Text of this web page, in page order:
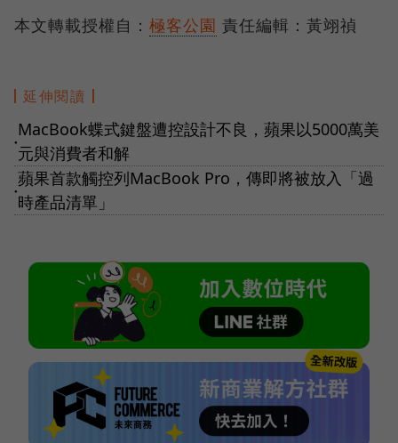
本文轉載授權自： 極客公園 責任編輯：黃翊禎
延伸閱讀
●
MacBook蝶式鍵盤遭控設計不良，蘋果以5000萬美
元與消費者和解
●
蘋果首款觸控列MacBook Pro，傳即將被放入「過
時產品清單」